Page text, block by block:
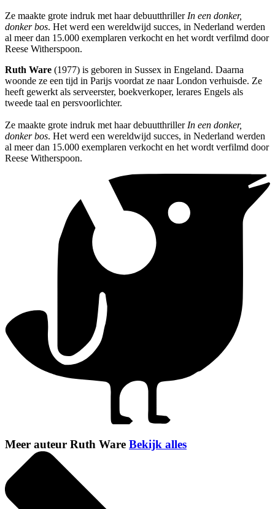
Ze maakte grote indruk met haar debuutthriller In een donker,
donker bos. Het werd een wereldwijd succes, in Nederland werden
al meer dan 15.000 exemplaren verkocht en het wordt verfilmd door
Reese Witherspoon.
Ruth Ware (1977) is geboren in Sussex in Engeland. Daarna
woonde ze een tijd in Parijs voordat ze naar London verhuisde. Ze
heeft gewerkt als serveerster, boekverkoper, lerares Engels als
tweede taal en persvoorlichter.
Ze maakte grote indruk met haar debuutthriller In een donker,
donker bos. Het werd een wereldwijd succes, in Nederland werden
al meer dan 15.000 exemplaren verkocht en het wordt verfilmd door
Reese Witherspoon.
Meer auteur Ruth Ware Bekijk alles